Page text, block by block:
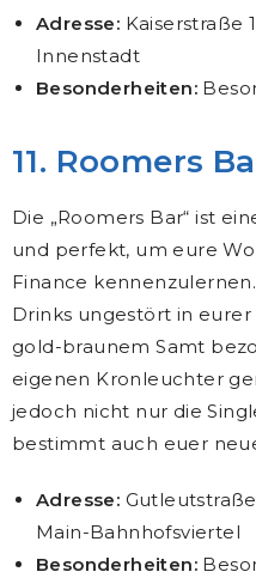
Adresse: Kaiserstraße
Innenstadt
Besonderheiten:
11. Roomers
Die „Roomers Bar“ ist
und perfekt, um eure
Finance
Drinks ungestört in
gold-braunem Samt
eigenen Kronleuchter
jedoch nicht nur die
bestimmt auch euer
Adresse:
Main-Bahnhofsviertel
Besonderheiten: